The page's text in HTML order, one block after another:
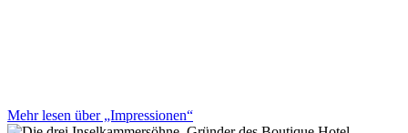
Mehr lesen über „Impressionen“